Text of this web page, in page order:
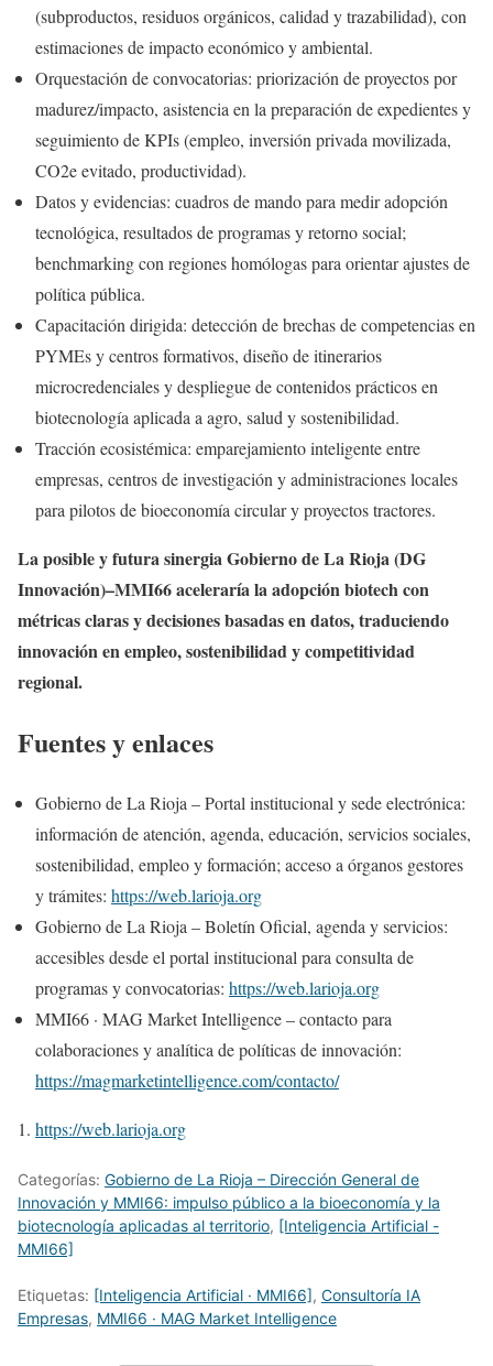
(subproductos, residuos orgánicos, calidad y trazabilidad), con
estimaciones de impacto económico y ambiental.
Orquestación de convocatorias: priorización de proyectos por
madurez/impacto, asistencia en la preparación de expedientes y
seguimiento de KPIs (empleo, inversión privada movilizada,
CO2e evitado, productividad).
Datos y evidencias: cuadros de mando para medir adopción
tecnológica, resultados de programas y retorno social;
benchmarking con regiones homólogas para orientar ajustes de
política pública.
Capacitación dirigida: detección de brechas de competencias en
PYMEs y centros formativos, diseño de itinerarios
microcredenciales y despliegue de contenidos prácticos en
biotecnología aplicada a agro, salud y sostenibilidad.
Tracción ecosistémica: emparejamiento inteligente entre
empresas, centros de investigación y administraciones locales
para pilotos de bioeconomía circular y proyectos tractores.
La posible y futura sinergia Gobierno de La Rioja (DG
Innovación)–MMI66 aceleraría la adopción biotech con
métricas claras y decisiones basadas en datos, traduciendo
innovación en empleo, sostenibilidad y competitividad
regional.
Fuentes y enlaces
Gobierno de La Rioja – Portal institucional y sede electrónica:
información de atención, agenda, educación, servicios sociales,
sostenibilidad, empleo y formación; acceso a órganos gestores
y trámites: https://web.larioja.org
Gobierno de La Rioja – Boletín Oficial, agenda y servicios:
accesibles desde el portal institucional para consulta de
programas y convocatorias: https://web.larioja.org
MMI66 · MAG Market Intelligence – contacto para
colaboraciones y analítica de políticas de innovación:
https://magmarketintelligence.com/contacto/
https://web.larioja.org
Categorías: Gobierno de La Rioja – Dirección General de
Innovación y MMI66: impulso público a la bioeconomía y la
biotecnología aplicadas al territorio, [Inteligencia Artificial -
MMI66]
Etiquetas: [Inteligencia Artificial · MMI66], Consultoría IA
Empresas, MMI66 · MAG Market Intelligence